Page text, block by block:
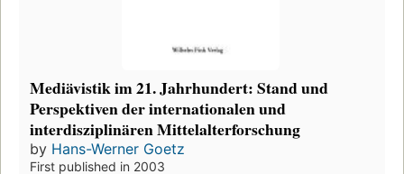
Mediävistik im 21. Jahrhundert: Stand und
Perspektiven der internationalen und
interdisziplinären Mittelalterforschung
by Hans-Werner Goetz
First published in 2003